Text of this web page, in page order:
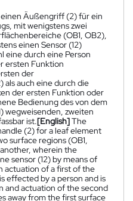
Äußengriff (2) für ein
mit wenigstens zwei
(OB1, OB2),
einen Sensor (12)
eine durch eine Person
ersten Funktion
der
als auch eine durch die
der ersten Funktion oder
Bedienung des von dem
wegweisenden, zweiten
ist.[English]The
(2) for a leaf element
surface regions (OB1,
wherein the
sensor (12) by means of
actuation of a first of the
effected by a person and is
actuation of the second
away from the first surface